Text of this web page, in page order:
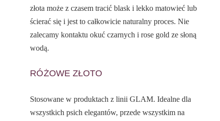
złota może z czasem tracić blask i lekko matowieć lub
ścierać się i jest to całkowicie naturalny proces. Nie
zalecamy kontaktu okuć czarnych i rose gold ze słoną
wodą.
RÓŻOWE ZŁOTO
Stosowane w produktach z linii GLAM. Idealne dla
wszystkich psich elegantów, przede wszystkim na